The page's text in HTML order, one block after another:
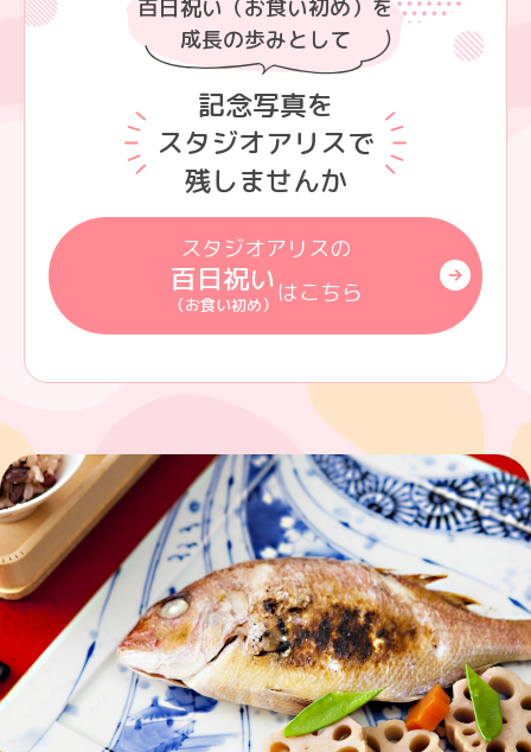
百日祝い（お食い初め）を
成長の歩みとして
記念写真を
スタジオアリスで
残しませんか
スタジオアリスの
百日祝い
（お食い初め） はこちら